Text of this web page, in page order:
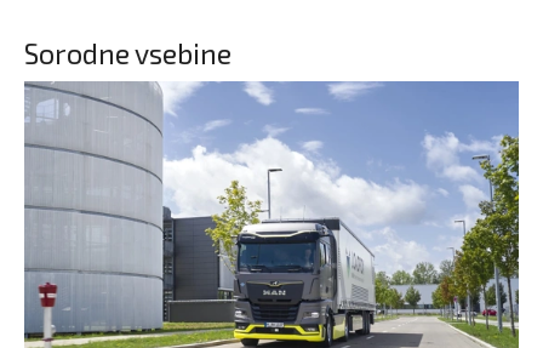
Sorodne vsebine